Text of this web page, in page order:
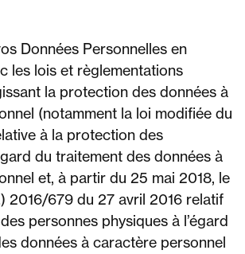
Données Personnelles en
les lois et règlementations
la protection des données à
(notamment la loi modifiée du
à la protection des
du traitement des données à
et, à partir du 25 mai 2018, le
2016/679 du 27 avril 2016 relatif
personnes physiques à l’égard
données à caractère personnel